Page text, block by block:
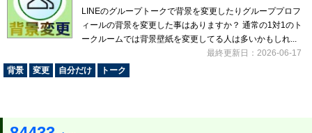
LINEのグループトークで背景を変更したりグループプロフ
ィールの背景を変更した事はありますか？ 通常の1対1のト
ークルームでは背景壁紙を変更してる人は多いかもしれ...
最終更新日：2026-06-17
背景
変更 自分だけ トーク